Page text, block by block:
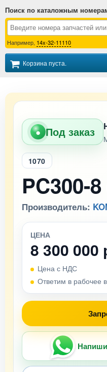
Поиск по каталожным
Например, 14x-32-11110
Корзина пуста.
● Под заказ
1070
PC300-
Производитель:
ЦЕНА
8 300 000
Цена с НДС
Ответим в рабочее